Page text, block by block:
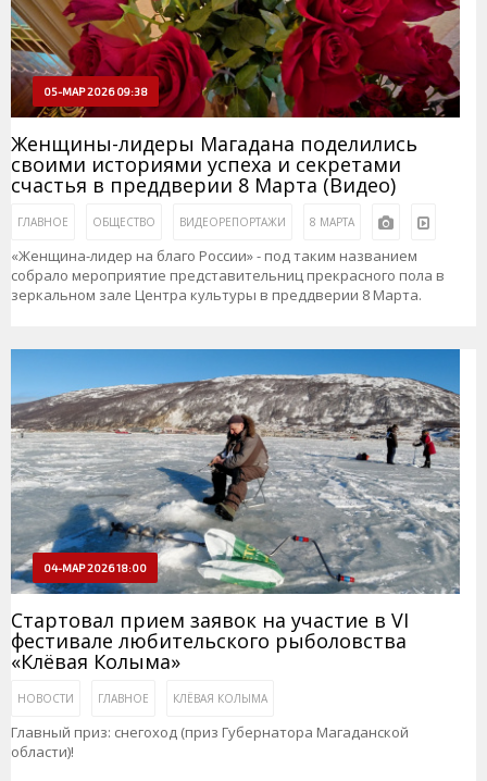
05-МАР 2026 09:38
Женщины-лидеры Магадана поделились
своими историями успеха и секретами
счастья в преддверии 8 Марта (Видео)
ГЛАВНОЕ ОБЩЕСТВО ВИДЕОРЕПОРТАЖИ 8 МАРТА
«Женщина-лидер на благо России» - под таким названием
собрало мероприятие представительниц прекрасного пола в
зеркальном зале Центра культуры в преддверии 8 Марта.
04-МАР 2026 18:00
Стартовал прием заявок на участие в VI
фестивале любительского рыболовства
«Клёвая Колыма»
НОВОСТИ ГЛАВНОЕ КЛЁВАЯ КОЛЫМА
Главный приз: снегоход (приз Губернатора Магаданской
области)!